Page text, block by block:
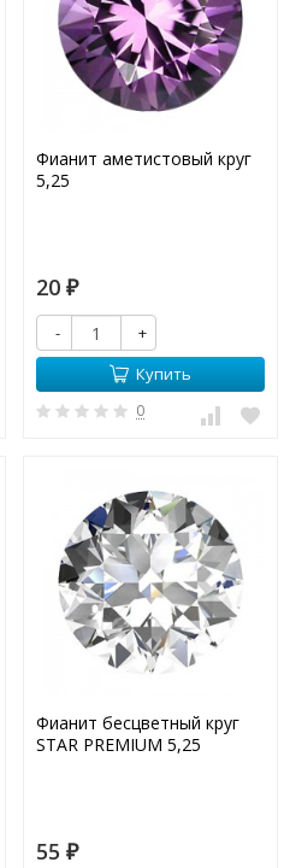
Фианит аметистовый круг
5,25
20 ₽
-
+
Купить
0
Фианит бесцветный круг
STAR PREMIUM 5,25
55 ₽